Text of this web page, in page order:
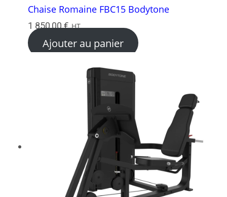
Chaise Romaine FBC15 Bodytone
1 850,00€ HT
Ajouter au panier